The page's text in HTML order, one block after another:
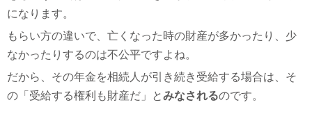
になります。
もらい方の違いで、亡くなった時の財産が多かったり、少
なかったりするのは不公平ですよね。
だから、その年金を相続人が引き続き受給する場合は、そ
の「受給する権利も財産だ」とみなされるのです。